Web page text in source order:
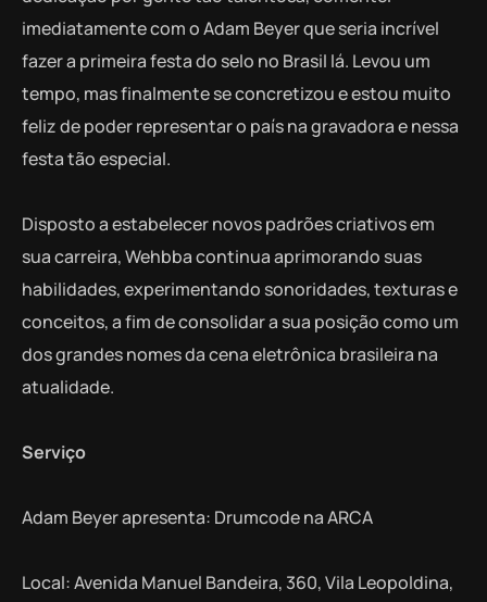
imediatamente com o Adam Beyer que seria incrível
fazer a primeira festa do selo no Brasil lá. Levou um
tempo, mas finalmente se concretizou e estou muito
feliz de poder representar o país na gravadora e nessa
festa tão especial.
Disposto a estabelecer novos padrões criativos em
sua carreira, Wehbba continua aprimorando suas
habilidades, experimentando sonoridades, texturas e
conceitos, a fim de consolidar a sua posição como um
dos grandes nomes da cena eletrônica brasileira na
atualidade.
Serviço
Adam Beyer apresenta: Drumcode na ARCA
Local: Avenida Manuel Bandeira, 360, Vila Leopoldina,